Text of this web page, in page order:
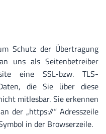
Schutz der Übertragung
uns als Seitenbetreiber
eine SSL-bzw. TLS-
die Sie über diese
mitlesbar. Sie erkennen
der „https://“ Adresszeile
in der Browserzeile.